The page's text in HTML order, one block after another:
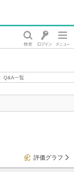
Q&A一覧
評価グラフ